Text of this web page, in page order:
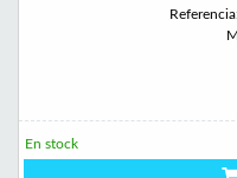
En stock